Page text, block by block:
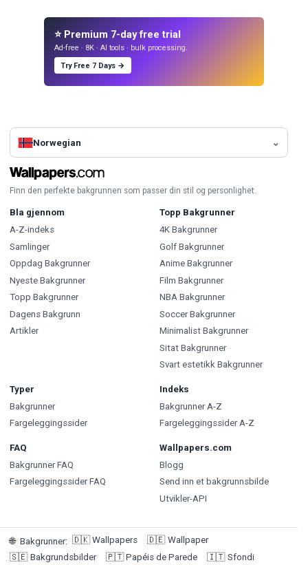
⭐ Premium 7-day free trial
Ad-free · 8K · AI tools · bulk processing.
Try Free 7 Days →
Norwegian
Finn den perfekte bakgrunnen som passer din stil og personlighet.
Bla gjennom
A-Z-indeks
Samlinger
Oppdag Bakgrunner
Nyeste Bakgrunner
Topp Bakgrunner
Dagens Bakgrunn
Artikler
Topp Bakgrunner
4K Bakgrunner
Golf Bakgrunner
Anime Bakgrunner
Film Bakgrunner
NBA Bakgrunner
Soccer Bakgrunner
Minimalist Bakgrunner
Sitat Bakgrunner
Svart estetikk Bakgrunner
Typer
Bakgrunner
Fargeleggingssider
Indeks
Bakgrunner A-Z
Fargeleggingssider A-Z
FAQ
Bakgrunner FAQ
Fargeleggingssider FAQ
Wallpapers.com
Blogg
Send inn et bakgrunnsbilde
Utvikler-API
🌐 Bakgrunner: 🇩🇰 Wallpapers 🇩🇪 Wallpaper
🇸🇪 Bakgrundsbilder 🇵🇹 Papéis de Parede 🇮🇹 Sfondi